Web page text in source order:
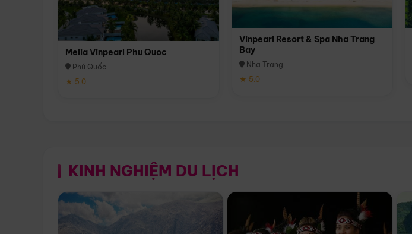
Melia Vinpearl Phu Quoc
Phú Quốc
★ 5.0
Vinpearl Resort & Spa Nha Trang
Bay
Nha Trang
★ 5.0
KINH NGHIỆM DU LỊCH